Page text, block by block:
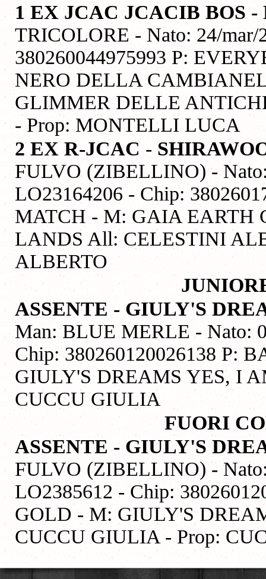
1 EX JCAC JCACIBBOS -
TRICOLORE - Nato: 24/
380260044975993 P:
NERO DELLA
GLIMMER DELLE
- Prop: MONTELLI LUCA
2 EX R-JCAC -
FULVO (ZIBELLINO) -
LO23164206 - Chip:
MATCH - M: GAIA EARTH
LANDS All: CELESTINI
ALBERTO
ASSENTE - GIULY'S
Man: BLUE MERLE - Nato:
Chip: 380260120026138 P:
GIULY'S DREAMS YES, I
CUCCU GIULIA
FUORI
ASSENTE - GIULY'S
FULVO (ZIBELLINO) -
LO2385612 - Chip:
GOLD - M: GIULY'S
CUCCU GIULIA - Prop: